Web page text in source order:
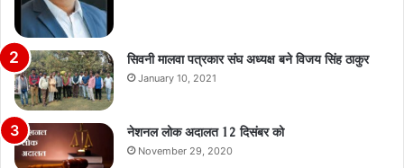
सिवनी मालवा पत्रकार संघ अध्यक्ष बने विजय सिंह ठाकुर
January 10, 2021
नेशनल लोक अदालत 12 दिसंबर को
November 29, 2020